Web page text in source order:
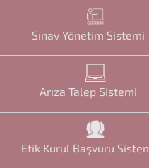
Sınav Yönetim Sistemi
Arıza Talep Sistemi
Etik Kurul Başvuru